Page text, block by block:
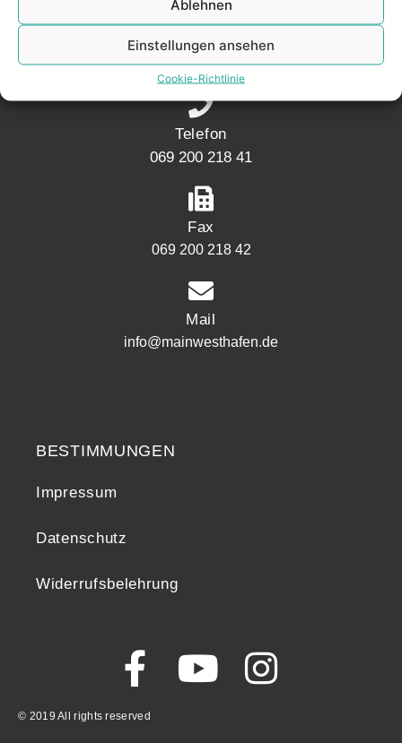
Ablehnen
Einstellungen ansehen
Cookie-Richtlinie
Adresse
Mainwesthafen Immobilien Speicherstraße 5
60327 Frankfurt
Telefon
069 200 218 41
Fax
069 200 218 42
Mail
info@mainwesthafen.de
BESTIMMUNGEN
Impressum
Datenschutz
Widerrufsbelehrung
© 2019 All rights reserved